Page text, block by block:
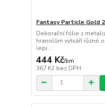
Fantasy Particle Gold
Dekorační fólie z
hranolům vytváří různé
lepi...
444 Kč/bm
367 Kč bez DPH